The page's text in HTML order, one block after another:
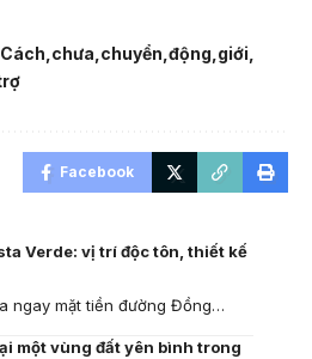
Cách chưa chuyển động giới
Facebook
Verde: vị trí độc tôn, thiết kế
ngay mặt tiền đường Đồng…
một vùng đất yên bình trong